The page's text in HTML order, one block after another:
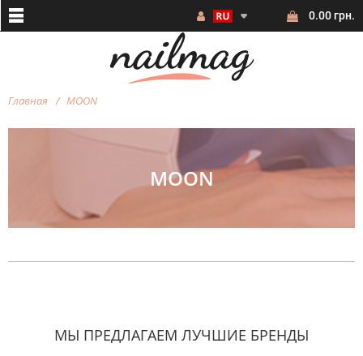
0.00 грн.
Главная MOON
MOON
МЫ ПРЕДЛАГАЕМ ЛУЧШИЕ БРЕНДЫ